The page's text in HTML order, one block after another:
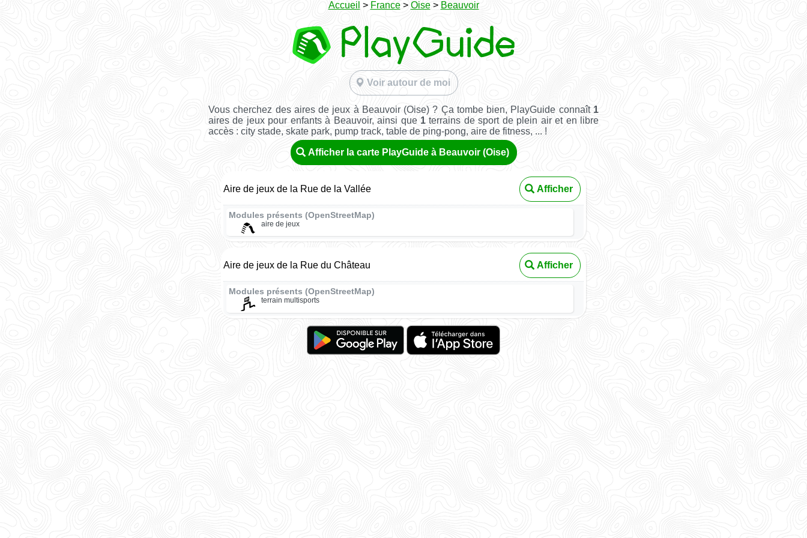
Accueil > France> Oise> Beauvoir
Voir autour de moi
Vous cherchez des aires de jeux à Beauvoir (Oise) ? Ça tombe bien, PlayGuide connaît 1
aires de jeux pour enfants à Beauvoir, ainsi que 1 terrains de sport de plein air et en libre
accès : city stade, skate park, pump track, table de ping-pong, aire de fitness, ... !
Afficher la carte PlayGuide à Beauvoir (Oise)
Aire de jeux de la Rue de la Vallée Afficher
Modules présents (OpenStreetMap)
aire de jeux
Aire de jeux de la Rue du Château Afficher
Modules présents (OpenStreetMap)
terrain multisports